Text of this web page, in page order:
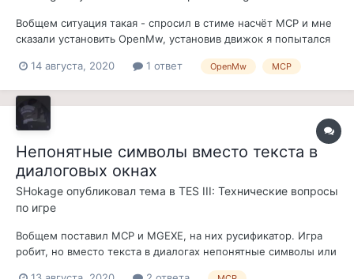
Вобщем ситуация такая - спросил в стиме насчёт MCP и мне
сказали установить OpenMw, установив движок я попытался
что OpenMw не даёт работать MCP. Вопрос: если ли плагин
закрывалось окно убеждения...
14 августа, 2020 1 ответ OpenMw MCP
Непонятные символы вместо текста в
диалоговых окнах
SHokage опубликовал тема в TES III: Технические вопросы
по игре
Вобщем поставил MCP и MGEXE, на них русификатор. Игра
робит, но вместо текста в диалогах непонятные символы или